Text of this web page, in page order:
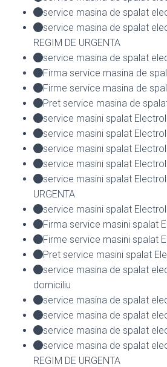
service masina de spalat
service masina de spalat
REGIM DE URGENTA
service masina de spalat
Firma service masina de
Firme service masina de
Pret service masina de
service masini spalat
service masini spalat
service masini spalat
service masini spalat
service masini spalat
URGENTA
service masini spalat
Firma service masini spalat
Firme service masini spalat
Pret service masini spalat
service masina de spalat
domiciliu
service masina de spalat
service masina de spalat
service masina de spalat
service masina de spalat
REGIM DE URGENTA